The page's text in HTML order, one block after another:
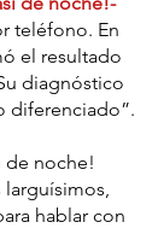
teléfono. En
el resultado
diagnóstico
diferenciado”.
de noche!
larguísimos,
hablar con